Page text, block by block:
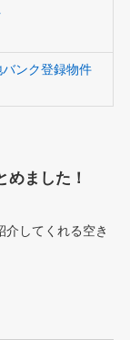
ンク登録物件
ました！
してくれる空き